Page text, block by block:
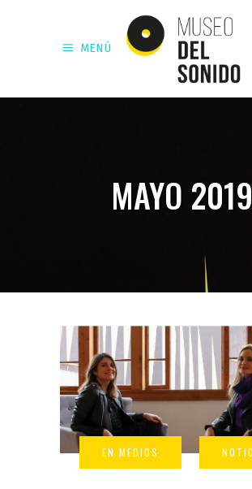
MENÚ
MAYO 2019